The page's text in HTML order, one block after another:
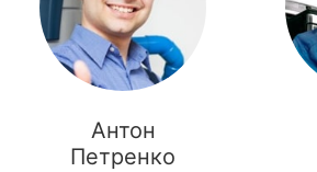
Антон
Петренко